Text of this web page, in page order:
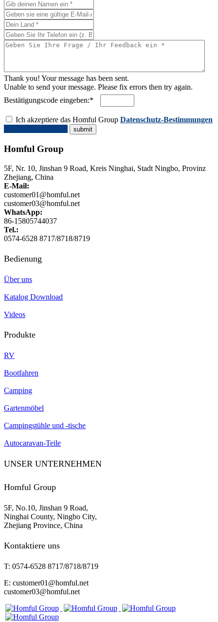
Thank you! Your message has been sent.
Unable to send your message. Please fix errors then try again.
Bestätigungscode eingeben:*
Ich akzeptiere das Homful Group Datenschutz-Bestimmungen
Homful Group
5F, Nr. 10, Jinshan 9 Road, Kreis Ninghai, Stadt Ningbo, Provinz
Zhejiang, China
E-Mail:
customer01@homful.net
customer03@homful.net
WhatsApp:
86-15805744037
Tel.:
0574-6528 8717/8718/8719
Bedienung
Über uns
Katalog Download
Videos
Produkte
RV
Bootfahren
Camping
Gartenmöbel
Campingstühle und -tische
Autocaravan-Teile
UNSER UNTERNEHMEN
Homful Group
5F, No.10, Jinshan 9 Road,
Ninghai County, Ningbo City,
Zhejiang Province, China
Kontaktiere uns
T: 0574-6528 8717/8718/8719
E: customer01@homful.net
customer03@homful.net